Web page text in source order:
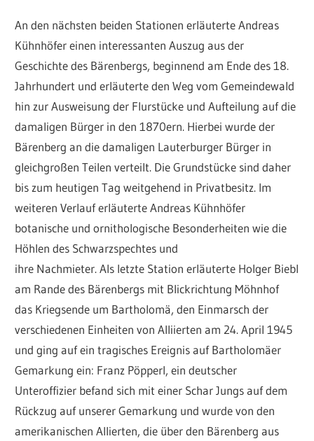
An den nächsten beiden Stationen erläuterte Andreas
Kühnhöfer einen interessanten Auszug aus der
Geschichte des Bärenbergs, beginnend am Ende des 18.
Jahrhundert und erläuterte den Weg vom Gemeindewald
hin zur Ausweisung der Flurstücke und Aufteilung auf die
damaligen Bürger in den 1870ern. Hierbei wurde der
Bärenberg an die damaligen Lauterburger Bürger in
gleichgroßen Teilen verteilt. Die Grundstücke sind daher
bis zum heutigen Tag weitgehend in Privatbesitz. Im
weiteren Verlauf erläuterte Andreas Kühnhöfer
botanische und ornithologische Besonderheiten wie die
Höhlen des Schwarzspechtes und
ihre Nachmieter. Als letzte Station erläuterte Holger Biebl
am Rande des Bärenbergs mit Blickrichtung Möhnhof
das Kriegsende um Bartholomä, den Einmarsch der
verschiedenen Einheiten von Alliierten am 24. April 1945
und ging auf ein tragisches Ereignis auf Bartholomäer
Gemarkung ein: Franz Pöpperl, ein deutscher
Unteroffizier befand sich mit einer Schar Jungs auf dem
Rückzug auf unserer Gemarkung und wurde von den
amerikanischen Allierten, die über den Bärenberg aus